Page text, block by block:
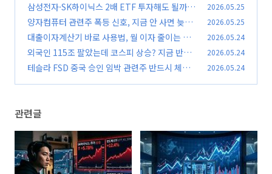
삼성전자·SK하이닉스 2배 ETF 투자해도 될까?
수익률과 위험성 비교 (0)
2026.05.25
양자컴퓨터 관련주 폭등 신호, 지금 안 사면 늦는
다 핵심 종목 총정리
(0)
2026.05.25
대출이자계산기 바로 사용법, 월 이자 줄이는 방
법 필수 확인 (0)
2026.05.24
외국인 115조 팔았는데 코스피 상승? 지금 반드
시 체크해야 할 시장 변화
(0)
2026.05.24
테슬라 FSD 중국 승인 임박 관련주 반드시 체크,
2026.05.24
관련글